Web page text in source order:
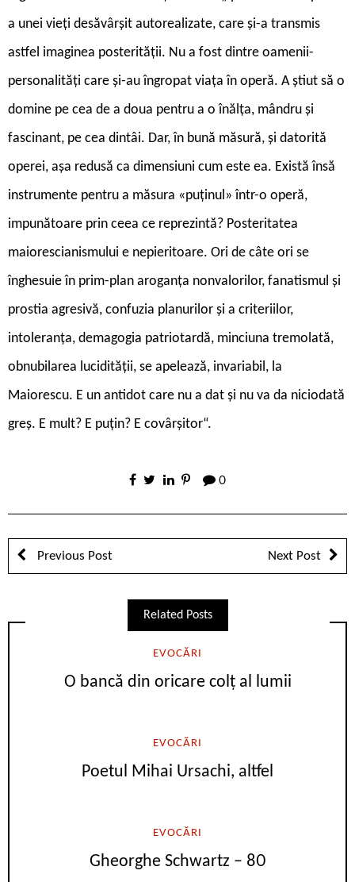
a unei vieți desăvârșit autorealizate, care și-a transmis
astfel imaginea posterității. Nu a fost dintre oamenii-
personalități care și-au îngropat viața în operă. A știut să o
domine pe cea de a doua pentru a o înălța, mândru și
fascinant, pe cea dintâi. Dar, în bună măsură, și datorită
operei, așa redusă ca dimensiuni cum este ea. Există însă
instrumente pentru a măsura «puținul» într-o operă,
impunătoare prin ceea ce reprezintă? Posteritatea
maiorescianismului e nepieritoare. Ori de câte ori se
înghesuie în prim-plan aroganța nonvalorilor, fanatismul și
prostia agresivă, confuzia planurilor și a criteriilor,
intoleranța, demagogia patriotardă, minciuna tremolată,
obnubilarea lucidității, se apelează, invariabil, la
Maiorescu. E un antidot care nu a dat și nu va da niciodată
greș. E mult? E puțin? E covârșitor“.
0
Previous Post Next Post
Related Posts
EVOCĂRI
O bancă din oricare colț al lumii
EVOCĂRI
Poetul Mihai Ursachi, altfel
EVOCĂRI
Gheorghe Schwartz – 80